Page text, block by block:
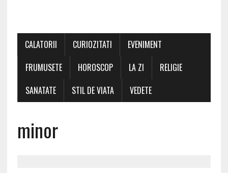
CALATORII CURIOZITATI
EVENIMENT
FRUMUSETE
HOROSCOP LA ZI
RELIGIE
SANATATE
STIL DE VIATA VEDETE
minor